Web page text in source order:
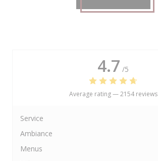
4.7 /5
Average rating —2154 reviews
Service
Ambiance
Menus